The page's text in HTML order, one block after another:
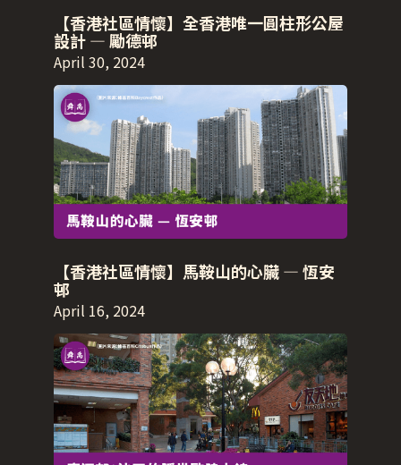
【香港社區情懷】全香港唯一圓柱形公屋
設計 — 勵德邨
April 30, 2024
【香港社區情懷】馬鞍山的心臟 — 恆安
邨
April 16, 2024